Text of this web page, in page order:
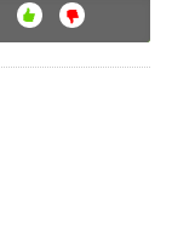
OU
I
NO